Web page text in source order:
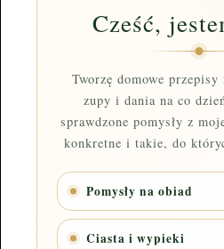
Cześć,
Tworzę domowe
zupy i dania na co
sprawdzone pomysły z
konkretne i takie, do
Pomysły na obiad
Ciasta i wypieki